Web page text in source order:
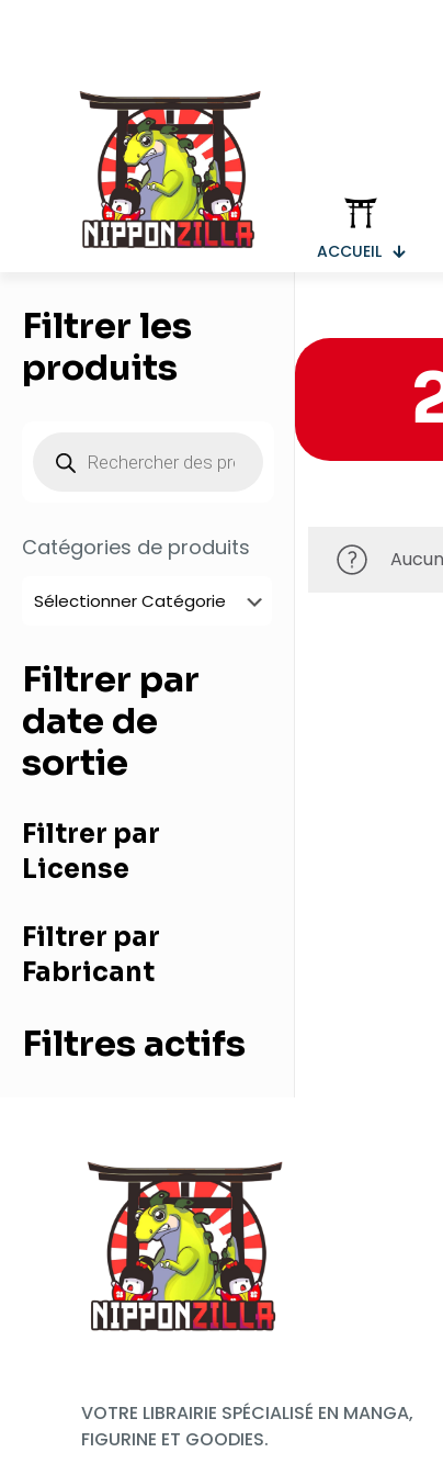
ACCUEIL
Filtrer les
produits
de
Catégories de produits
Filtrer par
date de
sortie
Filtrer par
License
Filtrer par
Fabricant
Filtres actifs
VOTRE LIBRAIRIE SPÉCIALISÉ EN MANGA,
FIGURINE ET GOODIES.